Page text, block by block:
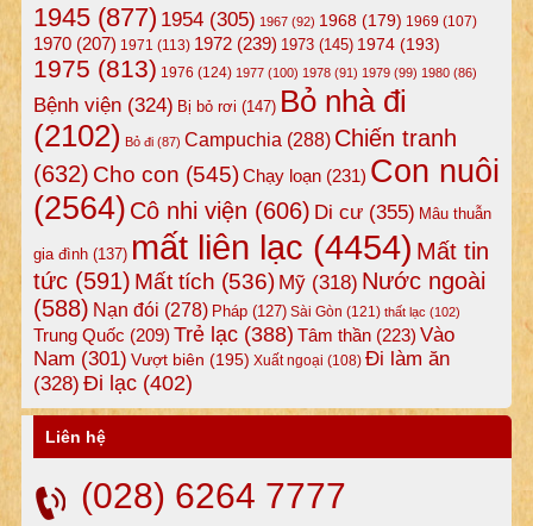
1945(877) 1954(305) 1967(92) 1968(179) 1969 (107)
1970(207) 1971 (113) 1972(239) 1973(145) 1974(193)
1975 (813) 1976 (124) 1977(100) 1978(91) 1979(99) 1980(86)
Bệnh viện(324) Bị bỏ rơi (147) Bỏ nhà đi
(2102) Bỏ đi(87) Campuchia (288) Chiến tranh
(632) Cho con (545)Chạy loạn(231) Con nuôi
(2564) Cô nhi viện (606) Di cư(355) Mâu thuẫn
gia đình(137) mất liên lạc (4454) Mất tin
tức(591) Mất tích (536) Mỹ(318) Nước ngoài
(588) Nạn đói (278) Pháp(127) Sài Gòn (121) thất lạc (102)
Trung Quốc (209) Trẻ lạc(388) Tâm thần(223) Vào
Nam (301) Vượt biên (195) Xuất ngoại (108) Đi làm ăn
(328) Đi lạc(402)
Liên hệ
(028) 6264 7777